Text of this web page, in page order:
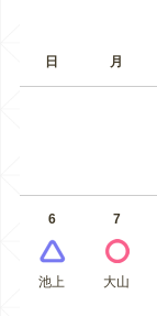
日 月
6
池上
7
大山